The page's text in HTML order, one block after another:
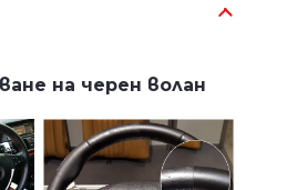
на черен волан